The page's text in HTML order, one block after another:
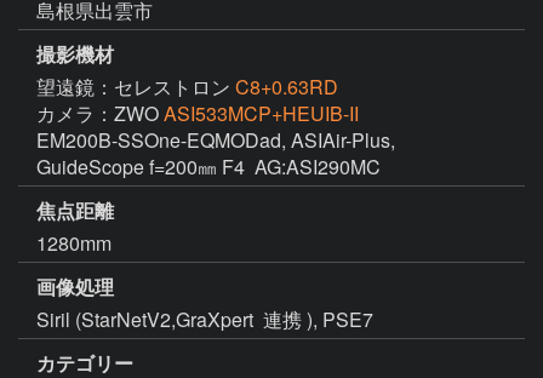
島根県出雲市
撮影機材
望遠鏡：セレストロン C8+0.63RD
カメラ：ZWOASI533MCP+HEUIB-II
EM200B-SSOne-EQMODad, ASIAir-Plus,
GuideScope f=200㎜ F4  AG:ASI290MC
焦点距離
1280mm
画像処理
Siril (StarNetV2,GraXpert  連携 ), PSE7
カテゴリー